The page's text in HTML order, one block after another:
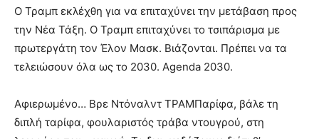
Ο Τραμπ εκλέχθη για να επιταχύνει την μετάβαση προς
την Νέα Τάξη. Ο Τραμπ επιταχύνει το τσιπάρισμα με
πρωτεργάτη τον Έλον Μασκ. Βιάζονται. Πρέπει να τα
τελειώσουν όλα ως το 2030. Agenda 2030.
Αφιερωμένο… Βρε Ντόναλντ ΤΡΑΜΠαρίφα, βάλε τη
διπλή ταρίφα, φουλαριστός τράβα ντουγρού, στη